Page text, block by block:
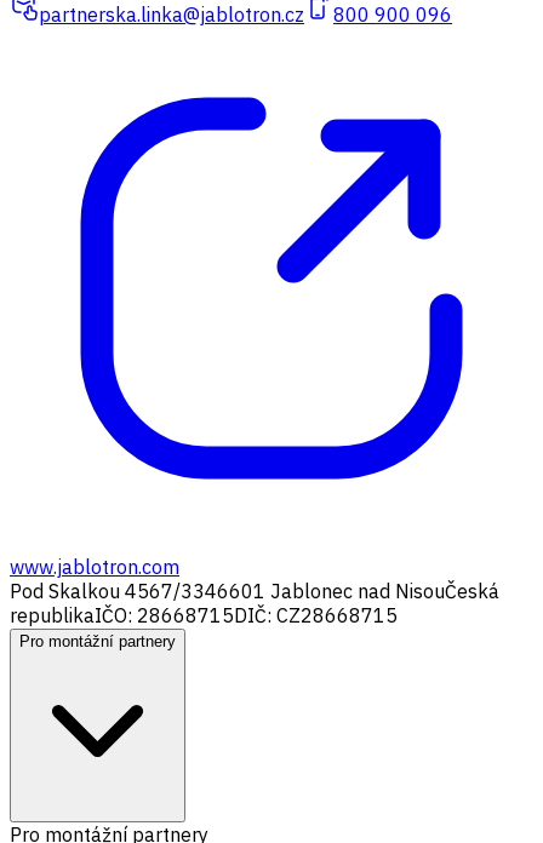
partnerska.linka@jablotron.cz 800 900 096
www.jablotron.com
Pod Skalkou 4567/3346601 Jablonec nad NisouČeská
republikaIČO: 28668715DIČ: CZ28668715
Pro montážní partnery
Pro montážní partnery